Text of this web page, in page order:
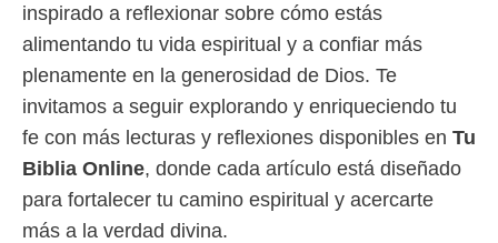
inspirado a reflexionar sobre cómo estás
alimentando tu vida espiritual y a confiar más
plenamente en la generosidad de Dios. Te
invitamos a seguir explorando y enriqueciendo tu
fe con más lecturas y reflexiones disponibles en Tu
Biblia Online, donde cada artículo está diseñado
para fortalecer tu camino espiritual y acercarte
más a la verdad divina.